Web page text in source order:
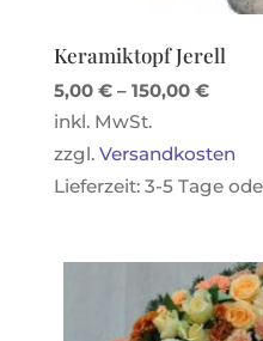
Keramiktopf Jerell
5,00 €– 150,00 €
inkl. MwSt.
zzgl. Versandkosten
Lieferzeit: 3-5 Tage